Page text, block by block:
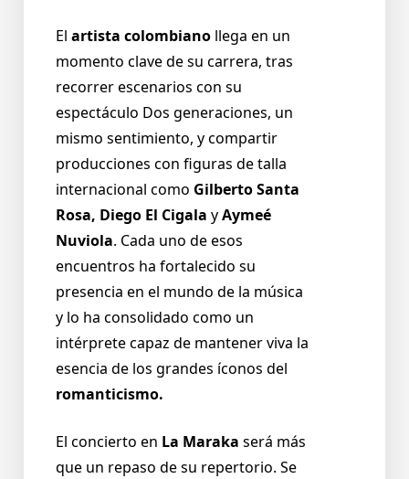
El artista colombiano llega en un
momento clave de su carrera, tras
recorrer escenarios con su
espectáculo Dos generaciones, un
mismo sentimiento, y compartir
producciones con figuras de talla
internacional como Gilberto Santa
Rosa, Diego El Cigala yAymeé
Nuviola. Cada uno de esos
encuentros ha fortalecido su
presencia en el mundo de la música
y lo ha consolidado como un
intérprete capaz de mantener viva la
esencia de los grandes íconos del
romanticismo.
El concierto en La Maraka será más
que un repaso de su repertorio. Se